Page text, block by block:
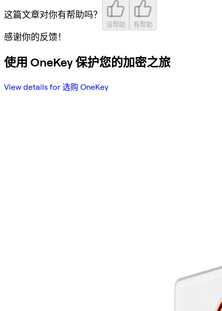
这篇文章对你有帮助吗？
没帮助 有帮助
感谢你的反馈！
使用 OneKey 保护您的加密之旅
View details for 选购 OneKey